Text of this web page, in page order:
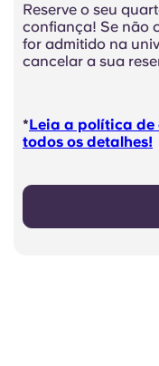
Reserve o seu
confiança! Se não
for admitido na
cancelar a sua
*Leia a política de
todos os detalhes!